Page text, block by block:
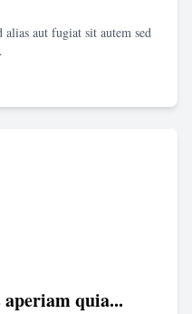
alias aut fugiat sit autem sed
quia...